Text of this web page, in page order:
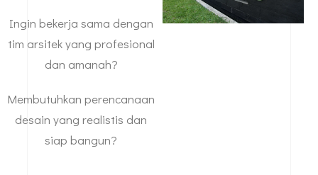
Ingin bekerja sama dengan
tim arsitek yang profesional
dan amanah?
Membutuhkan perencanaan
desain yang realistis dan
siap bangun?